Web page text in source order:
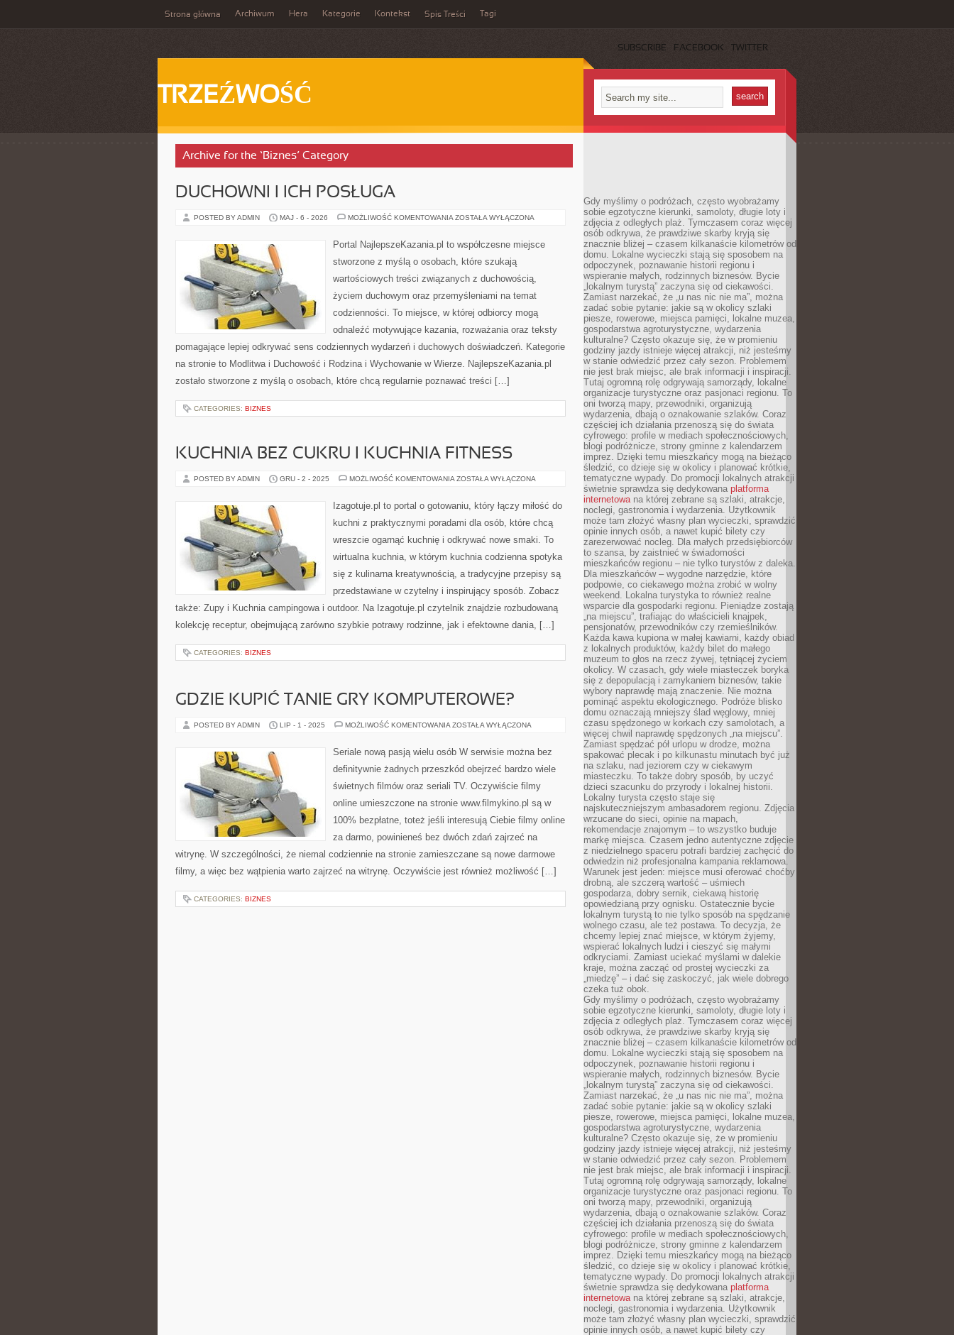
Strona główna Archiwum Hera Kategorie Kontekst Spis Treści Tagi
SUBSCRIBE FACEBOOK TWITTER
TRZEŹWOŚĆ
Archive for the ‘Biznes’ Category
DUCHOWNI I ICH POSŁUGA
POSTED BY ADMIN MAJ - 6 - 2026 MOŻLIWOŚĆ KOMENTOWANIA DUCHOWNI
POSŁUGA
ZOSTAŁA WYŁĄCZONA
Portal NajlepszeKazania.pl to współczesne miejsce
stworzone z myślą o osobach, które szukają
wartościowych treści związanych z duchowością,
życiem duchowym oraz przemyśleniami na temat
codzienności. To miejsce, w której odbiorcy mogą
odnaleźć motywujące kazania, rozważania oraz teksty
pomagające lepiej odkrywać sens codziennych wydarzeń i duchowych doświadczeń. Kategorie
na stronie to Modlitwa i Duchowość i Rodzina i Wychowanie w Wierze. NajlepszeKazania.pl
zostało stworzone z myślą o osobach, które chcą regularnie poznawać treści […]
CATEGORIES: BIZNES
KUCHNIA BEZ CUKRU I KUCHNIA FITNESS
POSTED BY ADMIN GRU - 2 - 2025 MOŻLIWOŚĆ KOMENTOWANIA KUCHNIA
KUCHNIA
ZOSTAŁA WYŁĄCZONA
Izagotuje.pl to portal o gotowaniu, który łączy miłość do
kuchni z praktycznymi poradami dla osób, które chcą
wreszcie ogarnąć kuchnię i odkrywać nowe smaki. To
wirtualna kuchnia, w którym kuchnia codzienna spotyka
się z kulinarna kreatywnością, a tradycyjne przepisy są
przedstawiane w czytelny i inspirujący sposób. Zobacz
także: Zupy i Kuchnia campingowa i outdoor. Na Izagotuje.pl czytelnik znajdzie rozbudowaną
kolekcję receptur, obejmującą zarówno szybkie potrawy rodzinne, jak i efektowne dania, […]
CATEGORIES: BIZNES
GDZIE KUPIĆ TANIE GRY KOMPUTEROWE?
POSTED BY ADMIN LIP - 1 - 2025 MOŻLIWOŚĆ KOMENTOWANIA GDZIE
GRY
KOMPUTEROWE?
ZOSTAŁA WYŁĄCZONA
Seriale nową pasją wielu osób W serwisie można bez
definitywnie żadnych przeszkód obejrzeć bardzo wiele
świetnych filmów oraz seriali TV. Oczywiście filmy
online umieszczone na stronie www.filmykino.pl są w
100% bezpłatne, toteż jeśli interesują Ciebie filmy online
za darmo, powinieneś bez dwóch zdań zajrzeć na
witrynę. W szczególności, że niemal codziennie na stronie zamieszczane są nowe darmowe
filmy, a więc bez wątpienia warto zajrzeć na witrynę. Oczywiście jest również możliwość […]
CATEGORIES: BIZNES
Gdy myślimy o podróżach, często wyobrażamy
sobie egzotyczne kierunki, samoloty, długie loty i
zdjęcia z odległych plaż. Tymczasem coraz więcej
osób odkrywa, że prawdziwe skarby kryją się
znacznie bliżej – czasem kilkanaście kilometrów od
domu. Lokalne wycieczki stają się sposobem na
odpoczynek, poznawanie historii regionu i
wspieranie małych, rodzinnych biznesów. Bycie
„lokalnym turystą” zaczyna się od ciekawości.
Zamiast narzekać, że „u nas nic nie ma”, można
zadać sobie pytanie: jakie są w okolicy szlaki
piesze, rowerowe, miejsca pamięci, lokalne muzea,
gospodarstwa agroturystyczne, wydarzenia
kulturalne? Często okazuje się, że w promieniu
godziny jazdy istnieje więcej atrakcji, niż jesteśmy
w stanie odwiedzić przez cały sezon. Problemem
nie jest brak miejsc, ale brak informacji i inspiracji.
Tutaj ogromną rolę odgrywają samorządy, lokalne
organizacje turystyczne oraz pasjonaci regionu. To
oni tworzą mapy, przewodniki, organizują
wydarzenia, dbają o oznakowanie szlaków. Coraz
częściej ich działania przenoszą się do świata
cyfrowego: profile w mediach społecznościowych,
blogi podróżnicze, strony gminne z kalendarzem
imprez. Dzięki temu mieszkańcy mogą na bieżąco
śledzić, co dzieje się w okolicy i planować krótkie,
tematyczne wypady. Do promocji lokalnych atrakcji
świetnie sprawdza się dedykowana platforma
internetowana której zebrane są szlaki, atrakcje,
noclegi, gastronomia i wydarzenia. Użytkownik
może tam złożyć własny plan wycieczki, sprawdzić
opinie innych osób, a nawet kupić bilety czy
zarezerwować nocleg. Dla małych przedsiębiorców
to szansa, by zaistnieć w świadomości
mieszkańców regionu – nie tylko turystów z daleka.
Dla mieszkańców – wygodne narzędzie, które
podpowie, co ciekawego można zrobić w wolny
weekend. Lokalna turystyka to również realne
wsparcie dla gospodarki regionu. Pieniądze zostają
„na miejscu”, trafiając do właścicieli knajpek,
pensjonatów, przewodników czy rzemieślników.
Każda kawa kupiona w małej kawiarni, każdy obiad
z lokalnych produktów, każdy bilet do małego
muzeum to głos na rzecz żywej, tętniącej życiem
okolicy. W czasach, gdy wiele miasteczek boryka
się z depopulacją i zamykaniem biznesów, takie
wybory naprawdę mają znaczenie. Nie można
pominąć aspektu ekologicznego. Podróże blisko
domu oznaczają mniejszy ślad węglowy, mniej
czasu spędzonego w korkach czy samolotach, a
więcej chwil naprawdę spędzonych „na miejscu”.
Zamiast spędzać pół urlopu w drodze, można
spakować plecak i po kilkunastu minutach być już
na szlaku, nad jeziorem czy w ciekawym
miasteczku. To także dobry sposób, by uczyć
dzieci szacunku do przyrody i lokalnej historii.
Lokalny turysta często staje się
najskuteczniejszym ambasadorem regionu. Zdjęcia
wrzucane do sieci, opinie na mapach,
rekomendacje znajomym – to wszystko buduje
markę miejsca. Czasem jedno autentyczne zdjęcie
z niedzielnego spaceru potrafi bardziej zachęcić do
odwiedzin niż profesjonalna kampania reklamowa.
Warunek jest jeden: miejsce musi oferować choćby
drobną, ale szczerą wartość – uśmiech
gospodarza, dobry sernik, ciekawą historię
opowiedzianą przy ognisku. Ostatecznie bycie
lokalnym turystą to nie tylko sposób na spędzanie
wolnego czasu, ale też postawa. To decyzja, że
chcemy lepiej znać miejsce, w którym żyjemy,
wspierać lokalnych ludzi i cieszyć się małymi
odkryciami. Zamiast uciekać myślami w dalekie
kraje, można zacząć od prostej wycieczki za
„miedzę” – i dać się zaskoczyć, jak wiele dobrego
czeka tuż obok.
Gdy myślimy o podróżach, często wyobrażamy
sobie egzotyczne kierunki, samoloty, długie loty i
zdjęcia z odległych plaż. Tymczasem coraz więcej
osób odkrywa, że prawdziwe skarby kryją się
znacznie bliżej – czasem kilkanaście kilometrów od
domu. Lokalne wycieczki stają się sposobem na
odpoczynek, poznawanie historii regionu i
wspieranie małych, rodzinnych biznesów. Bycie
„lokalnym turystą” zaczyna się od ciekawości.
Zamiast narzekać, że „u nas nic nie ma”, można
zadać sobie pytanie: jakie są w okolicy szlaki
piesze, rowerowe, miejsca pamięci, lokalne muzea,
gospodarstwa agroturystyczne, wydarzenia
kulturalne? Często okazuje się, że w promieniu
godziny jazdy istnieje więcej atrakcji, niż jesteśmy
w stanie odwiedzić przez cały sezon. Problemem
nie jest brak miejsc, ale brak informacji i inspiracji.
Tutaj ogromną rolę odgrywają samorządy, lokalne
organizacje turystyczne oraz pasjonaci regionu. To
oni tworzą mapy, przewodniki, organizują
wydarzenia, dbają o oznakowanie szlaków. Coraz
częściej ich działania przenoszą się do świata
cyfrowego: profile w mediach społecznościowych,
blogi podróżnicze, strony gminne z kalendarzem
imprez. Dzięki temu mieszkańcy mogą na bieżąco
śledzić, co dzieje się w okolicy i planować krótkie,
tematyczne wypady. Do promocji lokalnych atrakcji
świetnie sprawdza się dedykowana platforma
internetowana której zebrane są szlaki, atrakcje,
noclegi, gastronomia i wydarzenia. Użytkownik
może tam złożyć własny plan wycieczki, sprawdzić
opinie innych osób, a nawet kupić bilety czy